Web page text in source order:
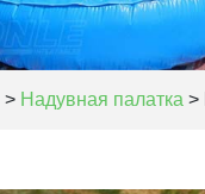
> Надувная палатка >